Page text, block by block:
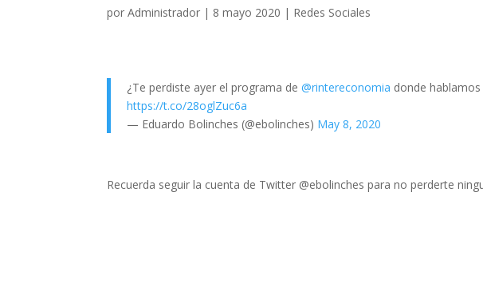
porAdministrador | 8 mayo 2020 | Redes Sociales
¿Te perdiste ayer el programa de@rintereconomia donde
https://t.co/28oglZuc6a
— Eduardo Bolinches (@ebolinches) May 8, 2020
Recuerda seguir la cuenta de Twitter @ebolinches para no perderte